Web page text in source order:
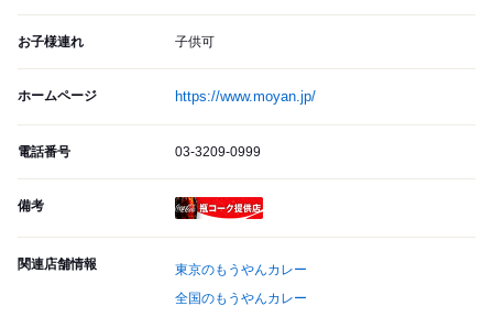
お子様連れ 子供可
ホームページ https://www.moyan.jp/
電話番号 03-3209-0999
備考
関連店舗情報
東京のもうやんカレー
全国のもうやんカレー